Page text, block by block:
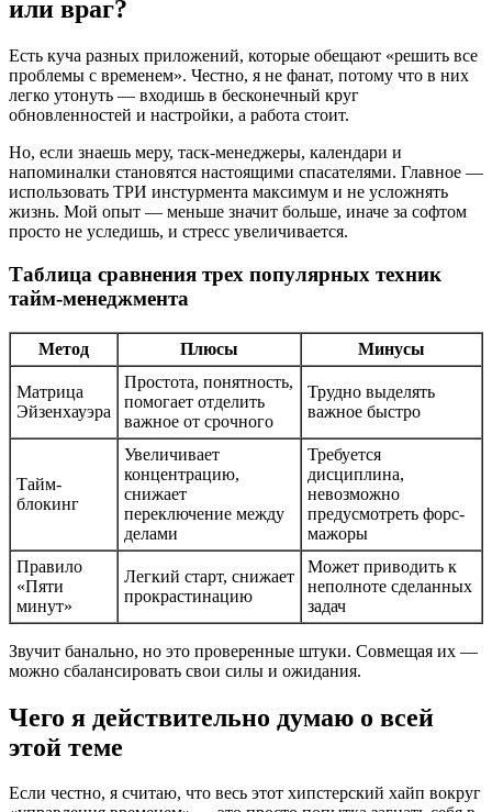
или враг?
Есть куча разных приложений, которые обещают «решить все
проблемы с временем». Честно, я не фанат, потому что в них
легко утонуть — входишь в бесконечный круг
обновленностей и настройки, а работа стоит.
Но, если знаешь меру, таск-менеджеры, календари и
напоминалки становятся настоящими спасателями. Главное —
использовать ТРИ инстурмента максимум и не усложнять
жизнь. Мой опыт — меньше значит больше, иначе за софтом
просто не уследишь, и стресс увеличивается.
Таблица сравнения трех популярных техник
тайм-менеджмента
Метод Плюсы Минусы
Матрица
Эйзенхауэра
Простота, понятность,
помогает отделить
важное от срочного
Трудно выделять
важное быстро
Тайм-
блокинг
Увеличивает
концентрацию,
снижает
переключение между
делами
Требуется
дисциплина,
невозможно
предусмотреть форс-
мажоры
Правило
«Пяти
минут»
Легкий старт, снижает
прокрастинацию
Может приводить к
неполноте сделанных
задач
Звучит банально, но это проверенные штуки. Совмещая их —
можно сбалансировать свои силы и ожидания.
Чего я действительно думаю о всей
этой теме
Если честно, я считаю, что весь этот хипстерский хайп вокруг